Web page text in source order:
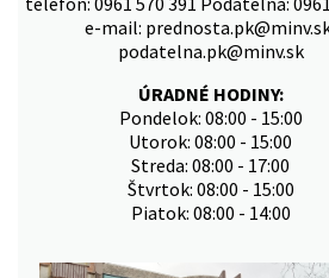
e-mail:
podatelna.pk@minv.sk
ÚRADNÉ HODINY:
Pondelok: 08:00 - 15:00
Utorok: 08:00 - 15:00
Streda: 08:00 - 17:00
Štvrtok: 08:00 - 15:00
Piatok: 08:00 - 14:00